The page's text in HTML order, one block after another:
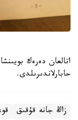
اتالعان دەرەك
حابارلاندىرىلدى.
زاڭ جانە قۇقىق